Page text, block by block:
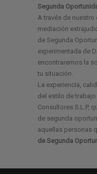
Segunda
A través de
mediación
de Segunda
experimentada de
encontraremos la
tu situación.
La experiencia,
del estilo de
Consultores S.L.P,
de segunda
aquellas personas
de Segunda